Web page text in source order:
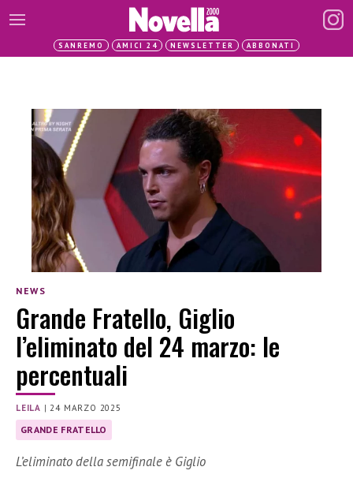
SANREMO AMICI 24 NEWSLETTER ABBONATI
NEWS
Grande Fratello, Giglio
l’eliminato del 24 marzo: le
percentuali
LEILA |24 MARZO 2025
GRANDE FRATELLO
L’eliminato della semifinale è Giglio